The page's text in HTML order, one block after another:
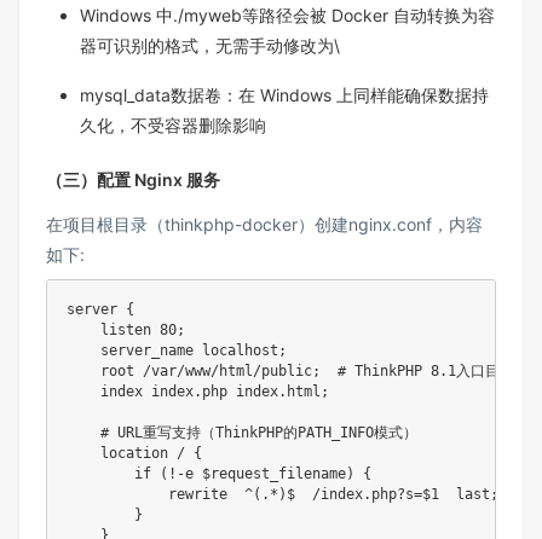
Windows 中./myweb等路径会被 Docker 自动转换为容
器可识别的格式，无需手动修改为\​
mysql_data数据卷：在 Windows 上同样能确保数据持
久化，不受容器删除影响​
（三）配置 Nginx 服务​
在项目根目录（thinkphp-docker）创建nginx.conf，内容
如下:​
server {
    listen 80;
    server_name localhost;
root /var/www/html/public;  # ThinkPHP 8.1入口目录（
    index index.php index.html;
    # URL重写支持（ThinkPHP的PATH_INFO模式）
    location / {
        if (!-e $request_filename) {
            rewrite  ^(.*)$  /index.php?s=$1  last;
        }
    }